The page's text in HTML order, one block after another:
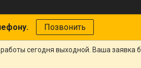
Позвонить
сегодня выходной. Ваша заявка